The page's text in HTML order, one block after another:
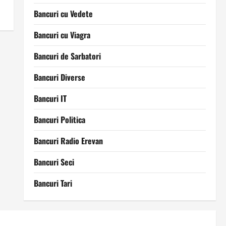
Bancuri cu Vedete
Bancuri cu Viagra
Bancuri de Sarbatori
Bancuri Diverse
Bancuri IT
Bancuri Politica
Bancuri Radio Erevan
Bancuri Seci
Bancuri Tari